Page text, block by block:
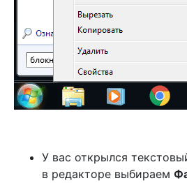
У вас открылся
в редакторе выбираем